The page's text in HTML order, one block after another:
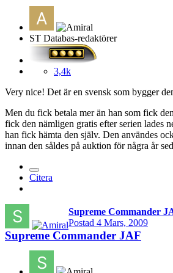
ST Databas-redaktörer
3,4k
Very nice! Det är en svensk som bygger
Men du fick betala mer än han som fick
fick den nämligen gratis efter serien lades
han fick hämta den själv. Den användes
innan den såldes på auktion för några år
Citera
Supreme Commander
Postad 4 Mars, 2009
Supreme Commander JAF